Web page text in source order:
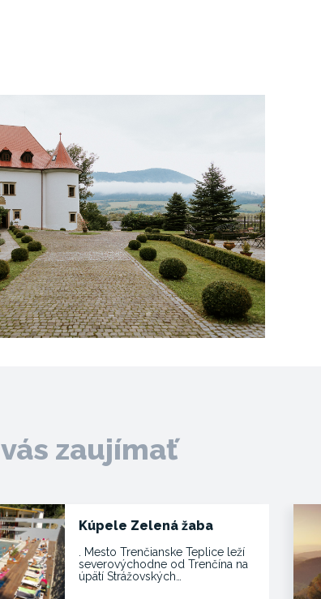
zaujímať
Kúpele Zelená žaba
. Mesto Trenčianske Teplice leží
severovýchodne od Trenčína na
úpätí Strážovských…